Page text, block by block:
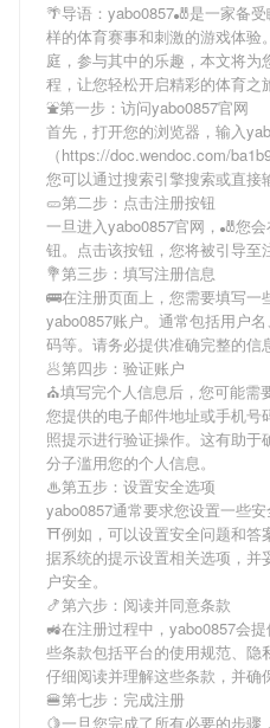
🌴导语： yabo0857🎳是一家备
样的体育赛事和刺激的游戏体验
庭，参与其中的乐趣，本文将为
程，让您轻松开启精彩的体育之
⛲️第一步：访问yabo0857官网
首先，打开您的浏览器，输入
（https://doc.wendoc.com/
您可以通过搜索引擎搜索或直接
🥒第二步：点击注册按钮
一旦进入yabo0857官网，🎳您
钮。点击该按钮，您将被引导至
💐第三步：填写注册信息
🚌在注册页面上，您需要填写一
yabo0857账户。通常包括用户
码等。请务必提供准确完整的信
🥟第四步：验证账户
⛪️填写完个人信息后，您可能需
您提供的电子邮件地址或手机号
照提示进行验证操作。这有助
分子滥用您的个人信息。
♨第五步：设置安全选项
yabo0857通常要求您设置一些安
⛩例如，可以设置安全问题和答
据系统的提示设置相关选项，并
户安全。
🍤第六步：阅读并同意条款
🚜在注册过程中， yabo0857会
些条款包括平台的使用规范、
仔细阅读并理解这些条款，并确
🍔第七步：完成注册
🍋一旦您完成了所有必要的步骤